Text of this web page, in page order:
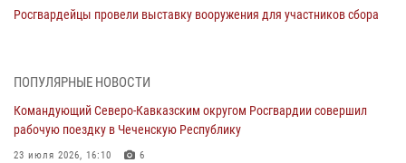
Росгвардейцы провели выставку вооружения для участников сбора
второй годовщине вторжения ВСУ на территорию области
06 августа 2026, 11:56
ПОПУЛЯРНЫЕ НОВОСТИ
Командующий Северо-Кавказским округом Росгвардии совершил
рабочую поездку в Чеченскую Республику
23 июля 2026, 16:10 6